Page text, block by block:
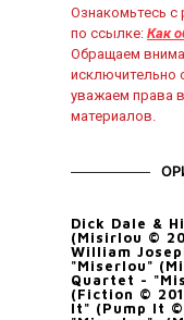
Ознакомьтесь
по ссылке: Как
Обращаем
исключительно
уважаем права
материалов.
Dick Dale &
(Misirlou ©
William
"Miserlou"
Quartet -
(Fiction ©
It" (Pump It